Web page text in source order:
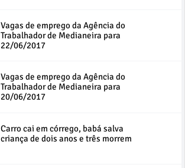
Vagas de emprego da Agência do
Trabalhador de Medianeira para
22/06/2017
Vagas de emprego da Agência do
Trabalhador de Medianeira para
20/06/2017
Carro cai em córrego, babá salva
criança de dois anos e três morrem